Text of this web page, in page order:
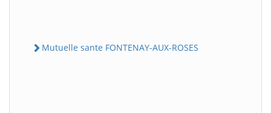
Mutuelle sante FONTENAY-AUX-ROSES